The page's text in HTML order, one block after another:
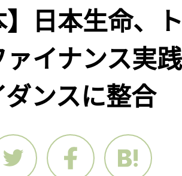
】日本生命、
ァイナンス実
ンスに整合